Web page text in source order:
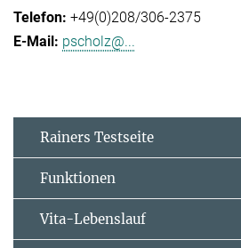
+49(0)208/306-2375
pscholz@...
Rainers Testseite
Funktionen
Vita-Lebenslauf